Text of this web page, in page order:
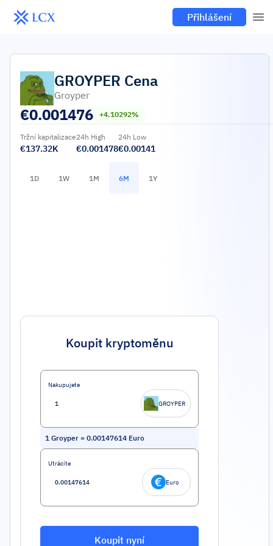
Přihlášení
GROYPER Cena
Groyper
€0.001476 +4.10292%
Tržní kapitalizace
€137.32K
24h High
€0.001478
24h Low
€0.00141
1D 1W 1M 6M 1Y
Koupit kryptoměnu
Nakupujete
GROYPER
1 Groyper = 0.00147614 Euro
Utrácíte
Euro
Koupit nyní